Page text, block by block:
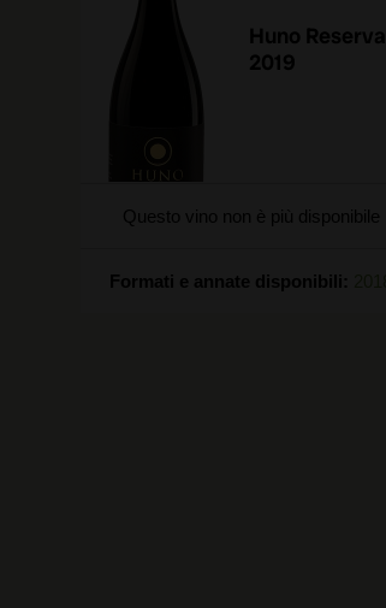
Huno Reserva
2019
Questo vino non è più disponibile
Formati e annate disponibili: